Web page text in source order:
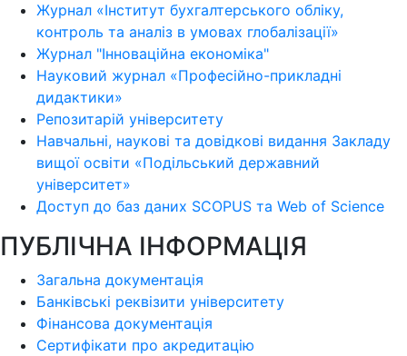
Журнал «Інститут бухгалтерського обліку,
контроль та аналіз в умовах глобалізації»
Журнал "Інноваційна економіка"
Науковий журнал «Професійно-прикладні
дидактики»
Репозитарій університету
Навчальні, наукові та довідкові видання Закладу
вищої освіти «Подільський державний
університет»
Доступ до баз даних SCOPUS та Web of Science
ПУБЛІЧНА ІНФОРМАЦІЯ
Загальна документація
Банківські реквізити університету
Фінансова документація
Сертифікати про акредитацію